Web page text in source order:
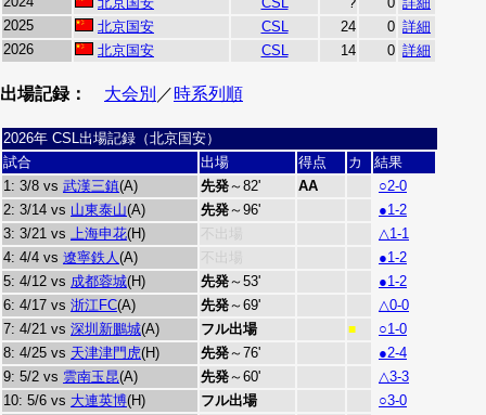
2025
北京国安 CSL 24 0 詳細
2026
北京国安 CSL 14 0 詳細
出場記録： 大会別 ／時系列順
2026年 CSL出場記録（北京国安）
試合
出場 得点 カ
結果
1: 3/8 vs 武漢三鎮(A) 先発～82' AA
○2-0
2: 3/14 vs 山東泰山(A) 先発～96'
●1-2
3: 3/21 vs 上海申花(H) 不出場
△1-1
4: 4/4 vs 遼寧鉄人(A) 不出場
●1-2
5: 4/12 vs 成都蓉城(H) 先発～53'
●1-2
6: 4/17 vs 浙江FC(A) 先発～69'
△0-0
7: 4/21 vs 深圳新鵬城(A) フル出場 ■
○1-0
8: 4/25 vs 天津津門虎(H) 先発～76'
●2-4
9: 5/2 vs 雲南玉昆(A) 先発～60'
△3-3
10: 5/6 vs 大連英博(H) フル出場
○3-0